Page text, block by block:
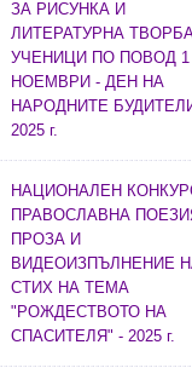
ЗА РИСУНКА И
ЛИТЕРАТУРНА
УЧЕНИЦИ ПО ПОВОД 1
НОЕМВРИ - ДЕН НА
НАРОДНИТЕ
2025 г.
НАЦИОНАЛЕН
ПРАВОСЛАВНА
ПРОЗА И
ВИДЕОИЗПЪЛНЕНИЕ
СТИХ НА ТЕМА
"РОЖДЕСТВОТО НА
СПАСИТЕЛЯ" - 2025 г.